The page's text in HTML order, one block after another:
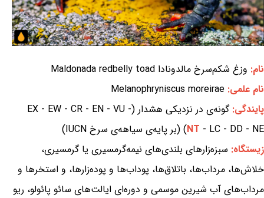
نام: وزغ شکم‌سرخ مالدونادا Maldonada redbelly toad
نام علمی: Melanophryniscus moreirae
پایندگی:گونه‌ی در نزدیکی هشدار (EX - EW - CR - EN - VU -
NT - LC - DD - NE) (بر پایه‌ی سیاهه‌ی سرخ IUCN)
زیستگاه: سبزه‌زارهای بلندی‌های نیمه‌گرمسیری یا گرمسیری،
خلاش‌ها، مرداب‌ها، باتلاق‌ها، پوداب‌ها و پوده‌زارها، و استخرها و
مرداب‌های آب شیرین موسمی و دوره‌ای ایالت‌های سائو پائولو، ریو